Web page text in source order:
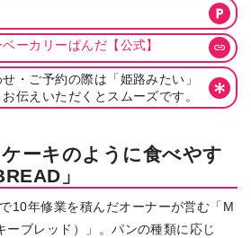
ーカリーぱんだ【公式】
・ご予約の際は「姫路みたい」
伝えいただくとスムーズです。
ーキのように食べやす
」
10年修業を積んだオーナーが営む「M
ーブレッド）」。パンの種類に応じ